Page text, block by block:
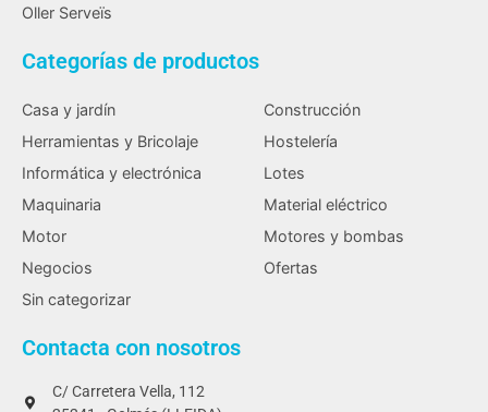
Oller Serveïs
Categorías de productos
Casa y jardín
Construcción
Herramientas y Bricolaje
Hostelería
Informática y electrónica
Lotes
Maquinaria
Material eléctrico
Motor
Motores y bombas
Negocios
Ofertas
Sin categorizar
Contacta con nosotros
C/ Carretera Vella, 112